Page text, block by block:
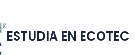
ESTUDIA EN ECOTEC